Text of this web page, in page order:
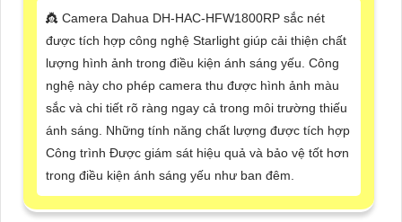
👸 Camera Dahua DH-HAC-HFW1800RP sắc nét
được tích hợp công nghệ Starlight giúp cải thiện chất
lượng hình ảnh trong điều kiện ánh sáng yếu. Công
nghệ này cho phép camera thu được hình ảnh màu
sắc và chi tiết rõ ràng ngay cả trong môi trường thiếu
ánh sáng. Những tính năng chất lượng được tích hợp
Công trình Được giám sát hiệu quả và bảo vệ tốt hơn
trong điều kiện ánh sáng yếu như ban đêm.